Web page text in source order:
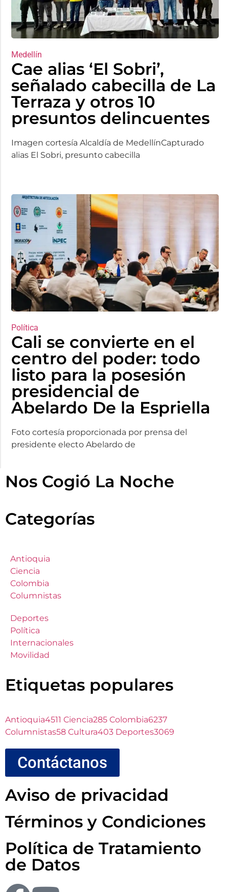
Medellín
Cae alias ‘El Sobri’,
señalado cabecilla de La
Terraza y otros 10
presuntos delincuentes
Imagen cortesía Alcaldía de MedellínCapturado
alias El Sobri, presunto cabecilla
Política
Cali se convierte en el
centro del poder: todo
listo para la posesión
presidencial de
Abelardo De la Espriella
Foto cortesía proporcionada por prensa del
presidente electo Abelardo de
Nos Cogió La Noche
Categorías
Antioquia
Ciencia
Colombia
Columnistas
Deportes
Política
Internacionales
Movilidad
Etiquetas populares
Antioquia4511 Ciencia285 Colombia6237
Columnistas58 Cultura403 Deportes3069
Contáctanos
Aviso de privacidad
Términos y Condiciones
Política de Tratamiento
de Datos